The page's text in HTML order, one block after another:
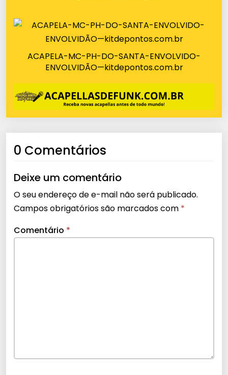
ACAPELA-MC-PH-DO-SANTA-ENVOLVIDO-
ENVOLVIDÃO—kitdepontos.com.br
0 Comentários
Deixe um comentário
O seu endereço de e-mail não será publicado.
Campos obrigatórios são marcados com *
Comentário *